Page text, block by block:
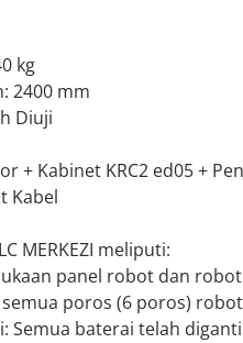
kg
2400 mm
Diuji
+ Kabinet KRC2 ed05 +
Kabel
MERKEZI meliputi:
panel robot dan
semua poros (6 poros)
Semua baterai telah